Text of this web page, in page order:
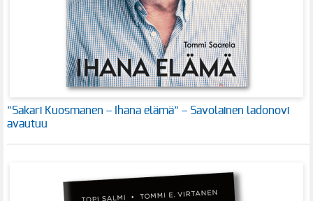
”Sakari Kuosmanen – Ihana elämä” – Savolainen ladonovi
avautuu